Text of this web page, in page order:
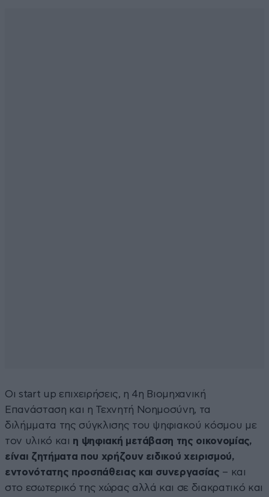
Οι start up επιχειρήσεις, η 4η Βιομηχανική
Επανάσταση και η Τεχνητή Νοημοσύνη, τα
διλήμματα της σύγκλισης του ψηφιακού κόσμου με
τον υλικό και η ψηφιακή μετάβαση της οικονομίας,
είναι ζητήματα που χρήζουν ειδικού χειρισμού,
εντονότατης προσπάθειας και συνεργασίας – και
στο εσωτερικό της χώρας αλλά και σε διακρατικό και